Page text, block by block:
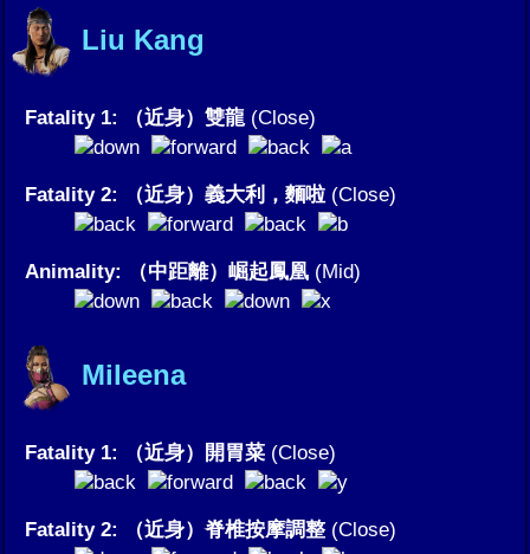
Liu Kang
Fatality 1: （近身）雙龍 (Close)
Fatality 2: （近身）義大利，麵啦 (Close)
Animality: （中距離）崛起鳳凰 (Mid)
Mileena
Fatality 1: （近身）開胃菜 (Close)
Fatality 2: （近身）脊椎按摩調整(Close)